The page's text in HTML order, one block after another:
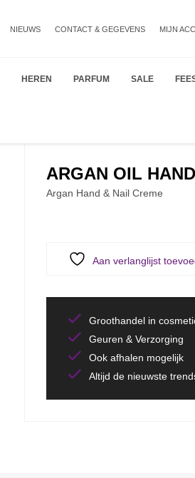
NIEUWS CONTACT & GEGEVENS MIJN
HEREN PARFUM SALE
ARGAN OIL
Argan Hand & Nail Creme
Aan verlanglijst
Groothandel in
Geuren & Verzorging
Ook afhalen mogelijk
Altijd de nieuwste